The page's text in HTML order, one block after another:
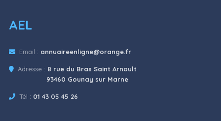
AEL
Email : annuaireenligne@orange.fr
Adresse : 8 rue du Bras Saint Arnoult
93460 Gounay sur Marne
Tél : 01 43 05 45 26